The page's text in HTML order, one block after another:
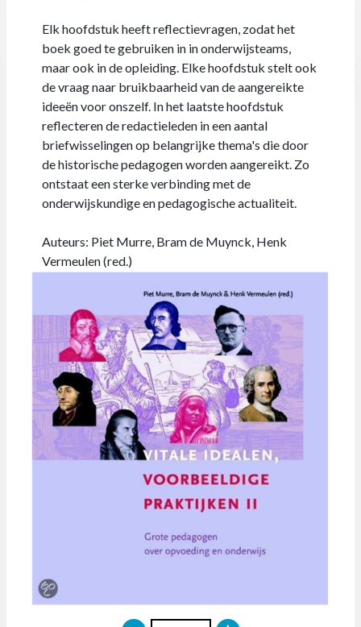
Elk hoofdstuk heeft reflectievragen, zodat het
boek goed te gebruiken in in onderwijsteams,
maar ook in de opleiding. Elke hoofdstuk stelt ook
de vraag naar bruikbaarheid van de aangereikte
ideeën voor onszelf. In het laatste hoofdstuk
reflecteren de redactieleden in een aantal
briefwisselingen op belangrijke thema's die door
de historische pedagogen worden aangereikt. Zo
ontstaat een sterke verbinding met de
onderwijskundige en pedagogische actualiteit.
Auteurs: Piet Murre, Bram de Muynck, Henk
Vermeulen (red.)